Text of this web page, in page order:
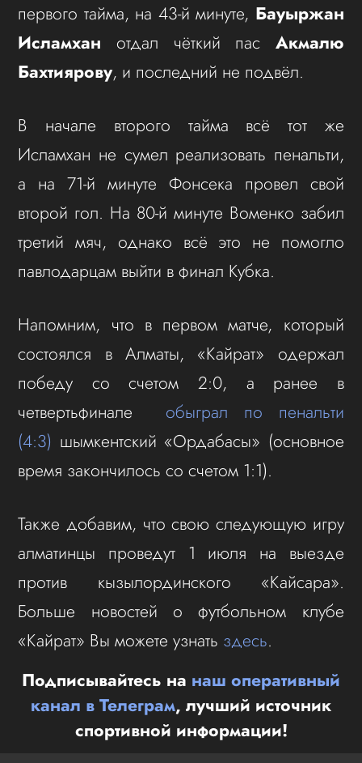
первого тайма, на 43-й минуте, Бауыржан
Исламхан отдал чёткий пас Акмалю
Бахтиярову, и последний не подвёл.
В начале второго тайма всё тот же
Исламхан не сумел реализовать пенальти,
а на 71-й минуте Фонсека провел свой
второй гол. На 80-й минуте Воменко забил
третий мяч, однако всё это не помогло
павлодарцам выйти в финал Кубка.
Напомним, что в первом матче, который
состоялся в Алматы, «Кайрат» одержал
победу со счетом 2:0, а ранее в
четвертьфинале обыграл по пенальти
(4:3) шымкентский «Ордабасы» (основное
время закончилось со счетом 1:1).
Также добавим, что свою следующую игру
алматинцы проведут 1 июля на выезде
против кызылординского «Кайсара».
Больше новостей о футбольном клубе
«Кайрат» Вы можете узнать здесь.
Подписывайтесь на наш оперативный
канал в Телеграм, лучший источник
спортивной информации!